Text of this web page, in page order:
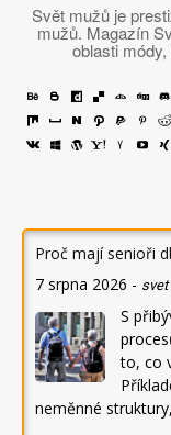
Svět mužů je
mužů. Magazín
oblasti
Proč mají senioři
7 srpna 2026 - svet
S
to, co
neměnné